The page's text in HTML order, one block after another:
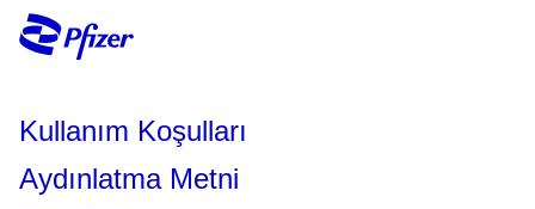
Kullanım Koşulları
Aydınlatma Metni